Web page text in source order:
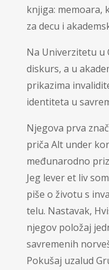
knjiga: memoara,
za decu i
Na Univerzitetu u
diskurs, a u
prikazima
identiteta u
Njegova prva
priča Alt under
međunarodno
Jeg lever et liv
piše o životu s
telu. Nastavak,
njegov položaj
savremenih
Pokušaj uzalud